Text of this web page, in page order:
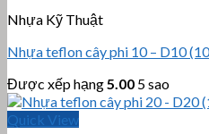
Nhựa Kỹ Thuật
Nhựa teflon cây phi 10 – D10
Được xếp hạng 5.00 5 sao
Quick View